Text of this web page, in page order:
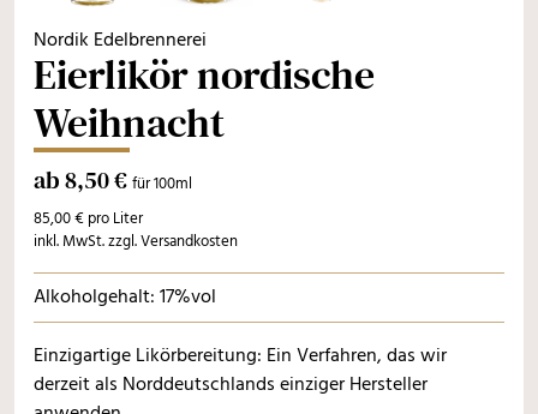
Nordik Edelbrennerei
Eierlikör nordische
Weihnacht
ab 8,50 €für 100ml
85,00 € pro Liter
inkl. MwSt. zzgl. Versandkosten
Alkoholgehalt: 17%vol
Einzigartige Likörbereitung: Ein Verfahren, das wir
derzeit als Norddeutschlands einziger Hersteller